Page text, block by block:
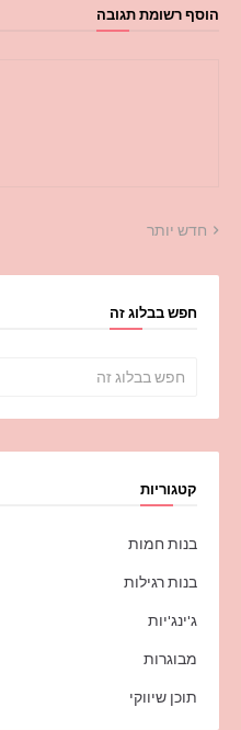
הוסף רשומת תגובה
חדש יותר
חפש בבלוג זה
קטגוריות
בנות חמות
בנות רגילות
ג'ינג'יות
מבוגרות
תוכן שיווקי